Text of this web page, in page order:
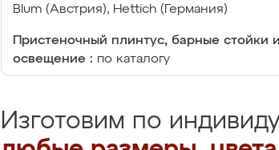
Blum (Австрия), Hettich (Германия)
Пристеночный плинтус, барные стойки
освещение : по каталогу
Изготовим по